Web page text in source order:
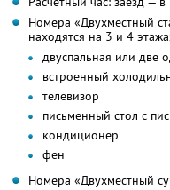
Номера «Двухместный
находятся на 3 и 4
двуспальная или две
встроенный
телевизор
письменный стол с
кондиционер
фен
Номера «Двухместный